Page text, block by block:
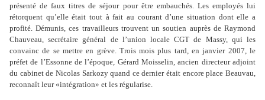
présenté de faux titres de séjour pour être embauchés. Les employés lui
rétorquent qu’elle était tout à fait au courant d’une situation dont elle a
profité. Démunis, ces travailleurs trouvent un soutien auprès de Raymond
Chauveau, secrétaire général de l’union locale CGT de Massy, qui les
convainc de se mettre en grève. Trois mois plus tard, en janvier 2007, le
préfet de l’Essonne de l’époque, Gérard Moisselin, ancien directeur adjoint
du cabinet de Nicolas Sarkozy quand ce dernier était encore place Beauvau,
reconnaît leur «intégration» et les régularise.